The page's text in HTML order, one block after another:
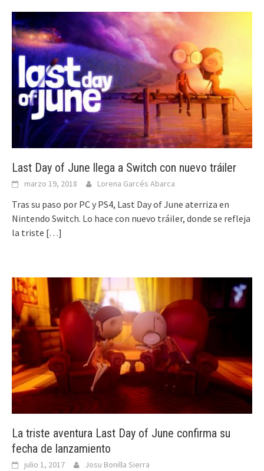
Last Day of June llega a Switch con nuevo tráiler
marzo 19, 2018 Lorena Garcés Abarca
Tras su paso por PC y PS4, Last Day of June aterriza en
Nintendo Switch. Lo hace con nuevo tráiler, donde se refleja
la triste […]
La triste aventura Last Day of June confirma su
fecha de lanzamiento
julio 1, 2017 Josu Bonilla Sierra